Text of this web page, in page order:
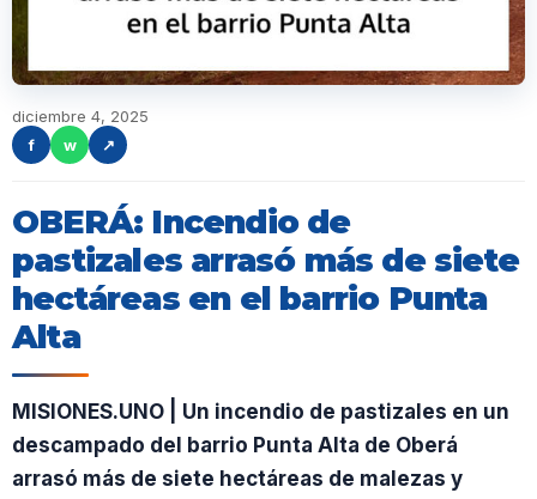
diciembre 4, 2025
f
w ↗
OBERÁ: Incendio de
pastizales arrasó más de siete
hectáreas en el barrio Punta
Alta
MISIONES.UNO | Un incendio de pastizales en un
descampado del barrio Punta Alta de Oberá
arrasó más de siete hectáreas de malezas y